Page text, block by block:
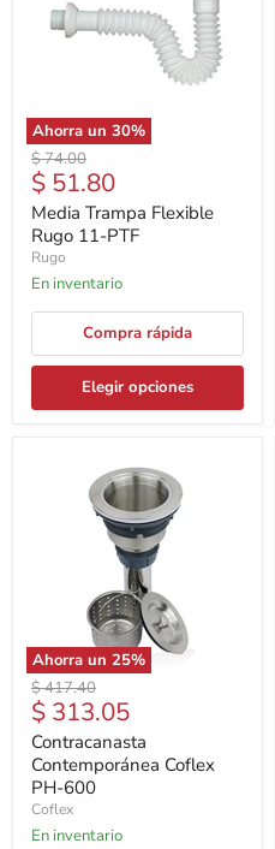
Ahorra un 30%
Precio
original
$ 74.00
Precio
actual
$ 51.80
Media Trampa Flexible
Rugo 11-PTF
Rugo
En inventario
Compra rápida
Elegir opciones
Ahorra un 25%
Precio
original
$ 417.40
Precio
actual
$ 313.05
Contracanasta
Contemporánea Coflex
PH-600
Coflex
En inventario